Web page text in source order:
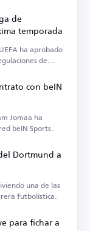
de
temporada
ha aprobado
de
con beIN
Jomaa ha
beIN Sports.
Dortmund a
una de las
futbolística.
para fichar a